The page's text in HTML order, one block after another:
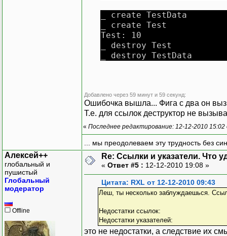
int main(void)
{
TestData *td = new
Test *t;
td->x = 10;
printf("Test: %d\n",
delete t;
return 0;
}
_ create TestData
_ create Test
Test: 10
_ destroy Test
_ destroy TestData
Добавлено через 59 минут и 59 секунд:
Ошибочка вышла... Фига с два он
Т.е. для ссылок деструктор не
« Последнее редактирование: 12-12-2010
... мы преодолеваем эту трудность без
Алексей++
глобальный и
пушистый
Глобальный
модератор
Offline
Re: Ссылки и указатели. Что
« Ответ #5 : 12-12-2010 19:08 »
Цитата: RXL от 12-12-2010 09:43
Леш, ты несколько заблуждаешься.
Недостатки ссылок:
Недостатки указателей:
это не недостатки, а следствие их